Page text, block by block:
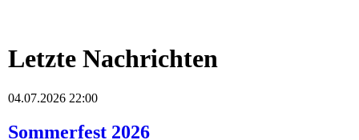
Letzte Nachrichten
04.07.2026 22:00
Sommerfest 2026